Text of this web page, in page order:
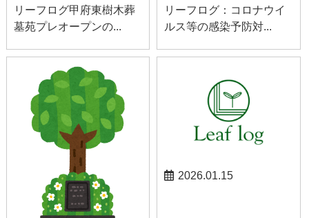
リーフログ甲府東樹木葬
墓苑プレオープンの...
リーフログ：コロナウイ
ルス等の感染予防対...
2026.01.15